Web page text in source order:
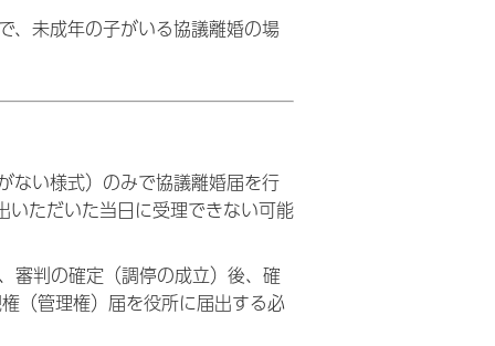
、未成年の子がいる協議離婚の場
ない様式）のみで協議離婚届を行
いただいた当日に受理できない可能
審判の確定（調停の成立）後、確
（管理権）届を役所に届出する必